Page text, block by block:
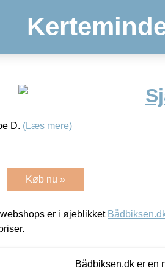
D. (Læs mere)
Køb nu »
er i øjeblikket
Bådbiksen.dk er en